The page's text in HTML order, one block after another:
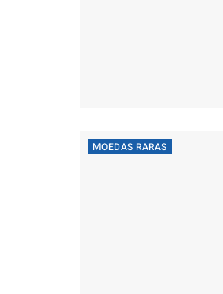
MOEDAS RARAS